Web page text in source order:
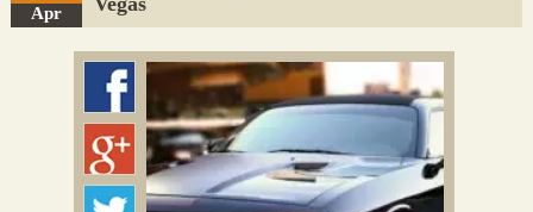
Adicionar Blog
Colmeia Exchange
Perguntas Frequentes
Apr